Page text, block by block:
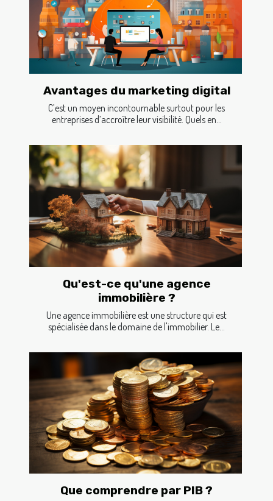
Avantages du marketing digital
C’est un moyen incontournable surtout pour les
entreprises d’accroître leur visibilité. Quels en...
Qu'est-ce qu'une agence
immobilière ?
Une agence immobilière est une structure qui est
spécialisée dans le domaine de l'immobilier. Le...
Que comprendre par PIB ?